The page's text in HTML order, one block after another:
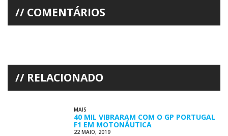
COMENTÁRIOS
RELACIONADO
MAIS
40 MIL VIBRARAM COM O GP PORTUGAL
F1 EM MOTONÁUTICA
22 MAIO, 2019